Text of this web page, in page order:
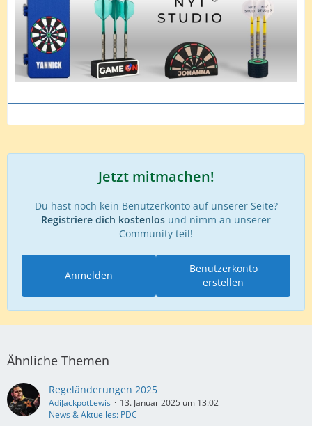
Jetzt mitmachen!
Du hast noch kein Benutzerkonto auf unserer Seite?
Registriere dich kostenlos und nimm an unserer
Community teil!
Benutzerkonto
erstellen
Anmelden
Ähnliche Themen
Regeländerungen 2025
AdiJackpotLewis
13. Januar 2025 um 13:02
News & Aktuelles: PDC